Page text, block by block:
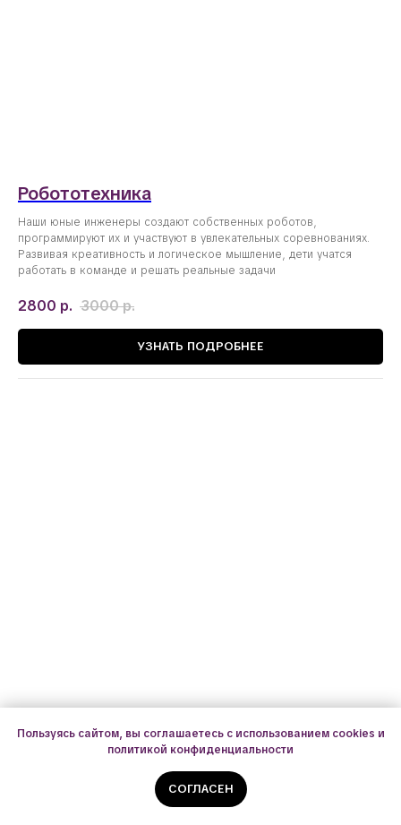
Пользуясь сайтом, вы соглашаетесь с использованием cookies и
политикой конфиденциальности
СОГЛАСЕН
Робототехника
Наши юные инженеры создают собственных роботов,
программируют их и участвуют в увлекательных соревнованиях.
Развивая креативность и логическое мышление, дети учатся
работать в команде и решать реальные задачи
2800 р. 3000р.
УЗНАТЬ ПОДРОБНЕЕ
Радиоэлектроника